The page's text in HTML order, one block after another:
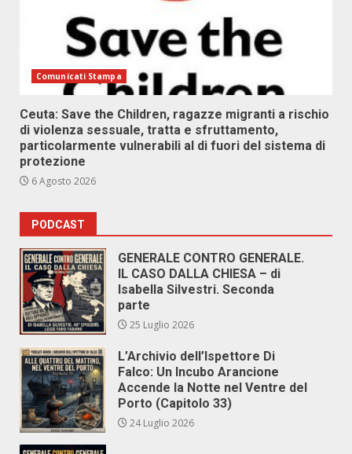
Comunicati Stampa
Ceuta: Save the Children, ragazze migranti a rischio
di violenza sessuale, tratta e sfruttamento,
particolarmente vulnerabili al di fuori del sistema di
protezione
6 Agosto 2026
PODCAST
GENERALE CONTRO GENERALE.
IL CASO DALLA CHIESA – di
Isabella Silvestri. Seconda
parte
25 Luglio 2026
L’Archivio dell’Ispettore Di
Falco: Un Incubo Arancione
Accende la Notte nel Ventre del
Porto (Capitolo 33)
24 Luglio 2026